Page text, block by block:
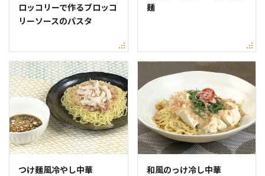
ロッコリーで作るブロッコ
リーソースのパスタ
麺
つけ麺風冷やし中華 和風のっけ冷し中華